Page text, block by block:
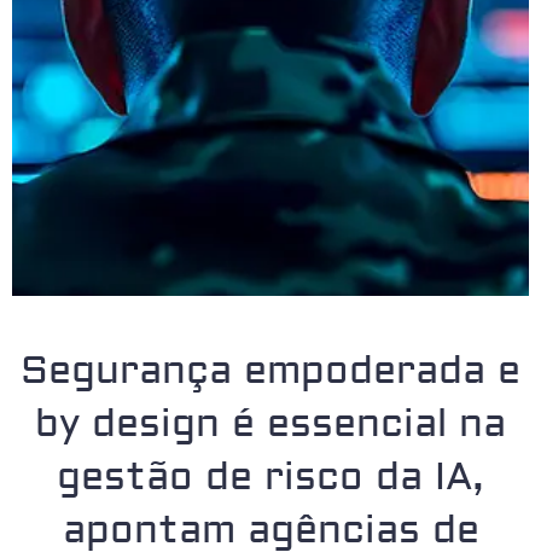
Segurança empoderada e
by design é essencial na
gestão de risco da IA,
apontam agências de